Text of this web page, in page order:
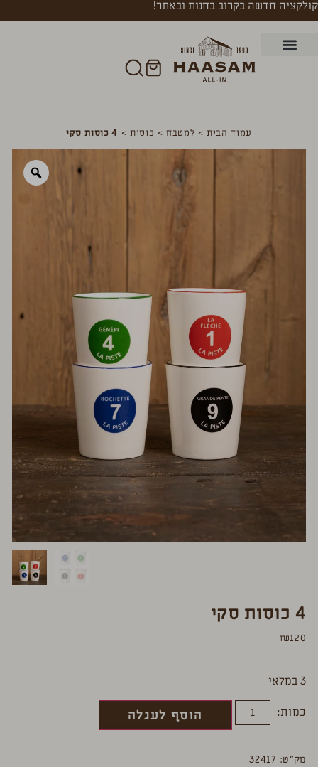
קולקציה חדשה בקרוב בחנות ובאתר!
4 כוסות סקי
₪120
3 במלאי
כמות:
הוסף לעגלה
מק”ט: 32417
עמוד הבית> למטבח> כוסות > 4 כוסות סקי